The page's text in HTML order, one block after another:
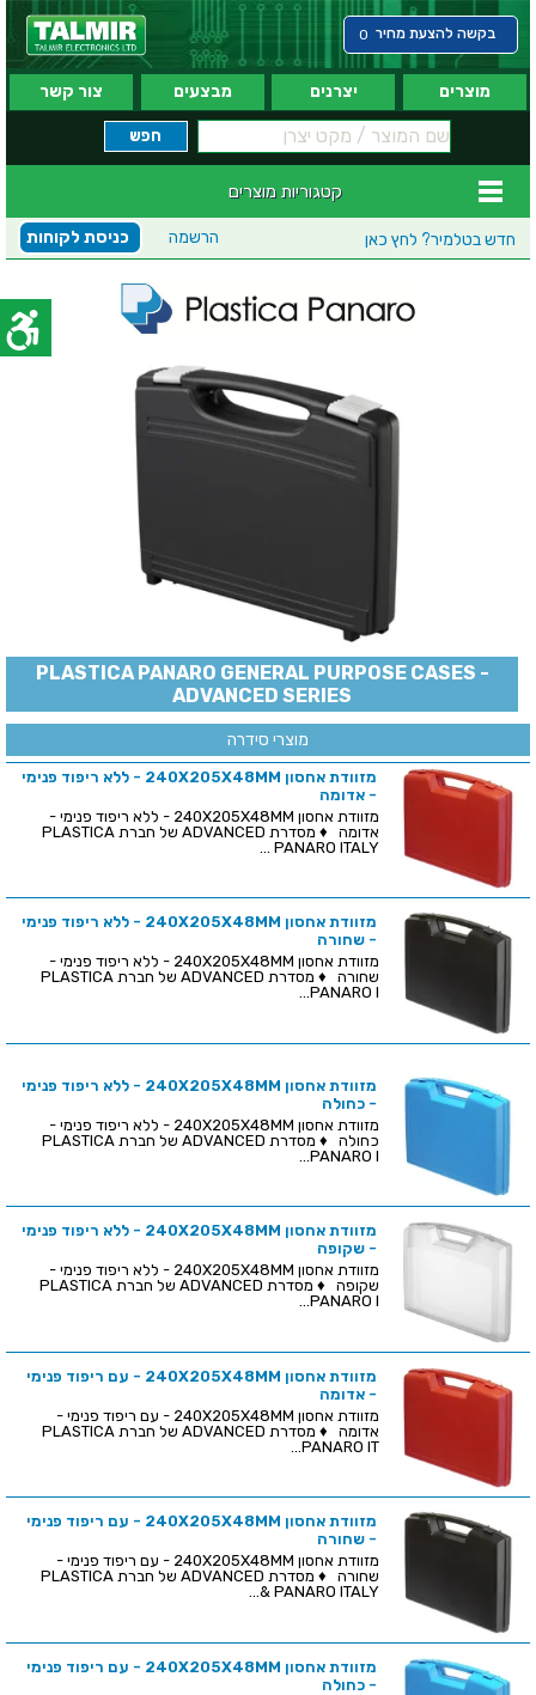
בקשה להצעת מחיר 0
מוצרים יצרנים מבצעים צור קשר
קטגוריות מוצרים
חדש בטלמיר? לחץ כאן כניסת לקוחות הרשמה
PLASTICA PANARO GENERAL PURPOSE CASES -
ADVANCED SERIES
מוצרי סידרה
מזוודת אחסון 240X205X48MM - ללא ריפוד פנימי
- אדומה
מזוודת אחסון 240X205X48MM - ללא ריפוד פנימי -
אדומה ♦ מסדרת ADVANCED של חברת PLASTICA
PANARO ITALY ...
מזוודת אחסון 240X205X48MM - ללא ריפוד פנימי
- שחורה
מזוודת אחסון 240X205X48MM - ללא ריפוד פנימי -
שחורה ♦ מסדרת ADVANCED של חברת PLASTICA
PANARO I...
מזוודת אחסון 240X205X48MM - ללא ריפוד פנימי
- כחולה
מזוודת אחסון 240X205X48MM - ללא ריפוד פנימי -
כחולה ♦ מסדרת ADVANCED של חברת PLASTICA
PANARO I...
מזוודת אחסון 240X205X48MM - ללא ריפוד פנימי
- שקופה
מזוודת אחסון 240X205X48MM - ללא ריפוד פנימי -
שקופה ♦ מסדרת ADVANCED של חברת PLASTICA
PANARO I...
מזוודת אחסון 240X205X48MM - עם ריפוד פנימי
- אדומה
מזוודת אחסון 240X205X48MM - עם ריפוד פנימי -
אדומה ♦ מסדרת ADVANCED של חברת PLASTICA
PANARO IT...
מזוודת אחסון 240X205X48MM - עם ריפוד פנימי
- שחורה
מזוודת אחסון 240X205X48MM - עם ריפוד פנימי -
שחורה ♦ מסדרת ADVANCED של חברת PLASTICA
PANARO ITALY &...
מזוודת אחסון 240X205X48MM - עם ריפוד פנימי
- כחולה